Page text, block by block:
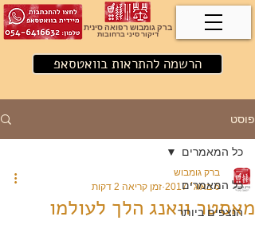
ברק גומבוש רפואה סינית
דיקור סיני ברחובות
הרשמה להתראות בוואטסאפ
פוסט
כל המאמרים
הנצפים ביותר
כל המאמרים
מאסטר וואנג הלך לעולמו
ברק גומבוש
6 באוג׳ 2017
זמן קריאה 2 דקות